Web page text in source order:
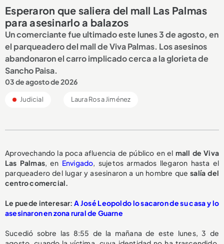
Esperaron que saliera del mall Las Palmas
para asesinarlo a balazos
Un comerciante fue ultimado este lunes 3 de agosto, en
el parqueadero del mall de Viva Palmas. Los asesinos
abandonaron el carro implicado cerca a la glorieta de
Sancho Paisa.
03 de agosto de 2026
Judicial Laura Rosa Jiménez
Aprovechando la poca afluencia de público en el mall de Viva
Las Palmas, en Envigado, sujetos armados llegaron hasta el
parqueadero del lugar y asesinaron a un hombre que salía del
centro comercial.
Le puede interesar:A José Leopoldo lo sacaron de su casa y lo
asesinaron en zona rural de Guarne
Sucedió sobre las 8:55 de la mañana de este lunes, 3 de